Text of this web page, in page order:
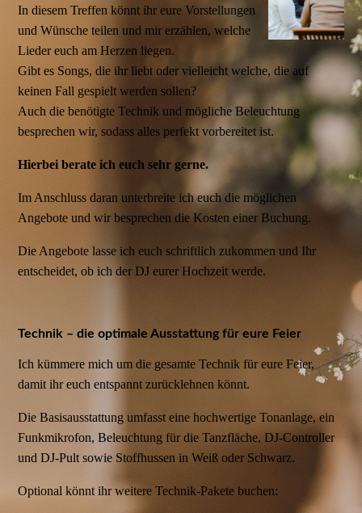
In diesem Treffen könnt ihr eure Vorstellungen
und Wünsche teilen und mir erzählen, welche
Lieder euch am Herzen liegen.
Gibt es Songs, die ihr liebt oder vielleicht welche, die auf
keinen Fall gespielt werden sollen?
Auch die benötigte Technik und mögliche Beleuchtung
besprechen wir, sodass alles perfekt vorbereitet ist.
Hierbei berate ich euch sehr gerne.
Im Anschluss daran unterbreite ich euch die möglichen
Angebote und wir besprechen die Kosten einer Buchung.
Die Angebote lasse ich euch schriftlich zukommen und Ihr
entscheidet, ob ich der DJ eurer Hochzeit werde.
Technik – die optimale Ausstattung für eure Feier
Ich kümmere mich um die gesamte Technik für eure Feier,
damit ihr euch entspannt zurücklehnen könnt.
Die Basisausstattung umfasst eine hochwertige Tonanlage, ein
Funkmikrofon, Beleuchtung für die Tanzfläche, DJ-Controller
und DJ-Pult sowie Stoffhussen in Weiß oder Schwarz.
Optional könnt ihr weitere Technik-Pakete buchen: